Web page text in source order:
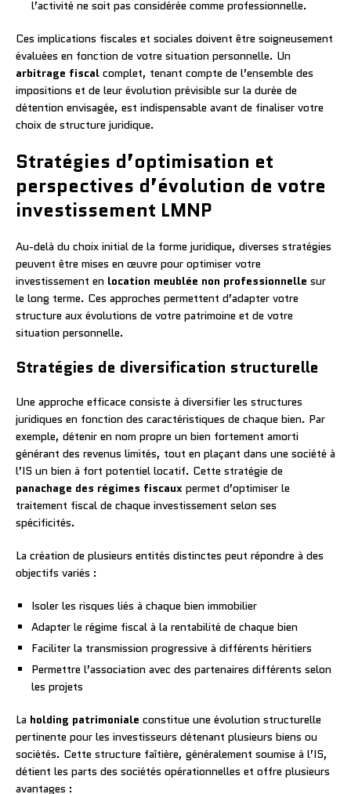
l’activité ne soit pas considérée comme professionnelle.
Ces implications fiscales et sociales doivent être soigneusement
évaluées en fonction de votre situation personnelle. Un
arbitrage fiscal complet, tenant compte de l’ensemble des
impositions et de leur évolution prévisible sur la durée de
détention envisagée, est indispensable avant de finaliser votre
choix de structure juridique.
Stratégies d’optimisation et
perspectives d’évolution de votre
investissement LMNP
Au-delà du choix initial de la forme juridique, diverses stratégies
peuvent être mises en œuvre pour optimiser votre
investissement en location meublée non professionnelle sur
le long terme. Ces approches permettent d’adapter votre
structure aux évolutions de votre patrimoine et de votre
situation personnelle.
Stratégies de diversification structurelle
Une approche efficace consiste à diversifier les structures
juridiques en fonction des caractéristiques de chaque bien. Par
exemple, détenir en nom propre un bien fortement amorti
générant des revenus limités, tout en plaçant dans une société à
l’IS un bien à fort potentiel locatif. Cette stratégie de
panachage des régimes fiscaux permet d’optimiser le
traitement fiscal de chaque investissement selon ses
spécificités.
La création de plusieurs entités distinctes peut répondre à des
objectifs variés :
Isoler les risques liés à chaque bien immobilier
Adapter le régime fiscal à la rentabilité de chaque bien
Faciliter la transmission progressive à différents héritiers
Permettre l’association avec des partenaires différents selon
les projets
La holding patrimoniale constitue une évolution structurelle
pertinente pour les investisseurs détenant plusieurs biens ou
sociétés. Cette structure faîtière, généralement soumise à l’IS,
détient les parts des sociétés opérationnelles et offre plusieurs
avantages :